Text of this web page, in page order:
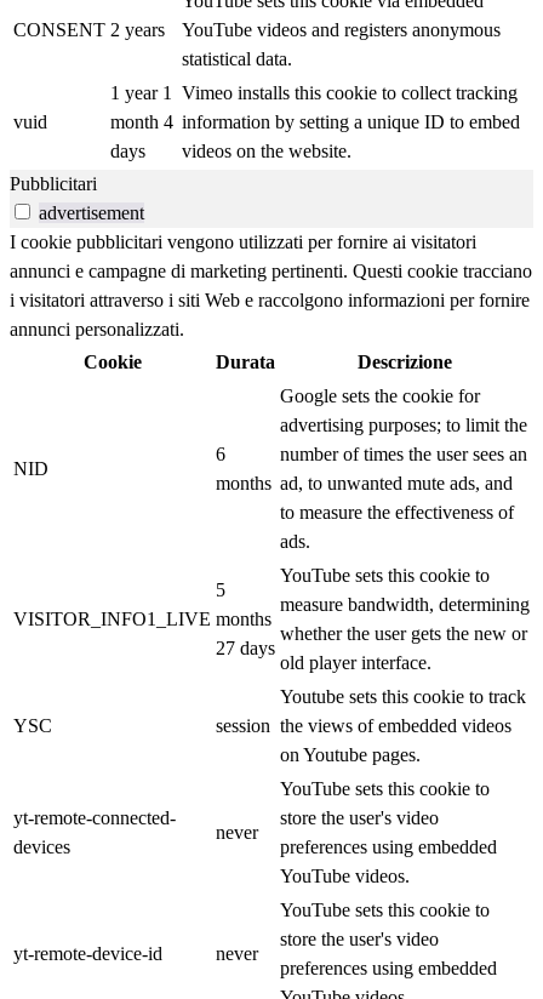
CONSENT 2 years
YouTube videos and registers anonymous
statistical data.
vuid
1 year 1
month 4
days
Vimeo installs this cookie to collect tracking
information by setting a unique ID to embed
videos on the website.
Pubblicitari
advertisement
I cookie pubblicitari vengono utilizzati per fornire ai visitatori
annunci e campagne di marketing pertinenti. Questi cookie tracciano
i visitatori attraverso i siti Web e raccolgono informazioni per fornire
annunci personalizzati.
Cookie
Durata Descrizione
NID
6
months
Google sets the cookie for
advertising purposes; to limit the
number of times the user sees an
ad, to unwanted mute ads, and
to measure the effectiveness of
ads.
VISITOR_INFO1_LIVE
5
months
27 days
YouTube sets this cookie to
measure bandwidth, determining
whether the user gets the new or
old player interface.
YSC session
Youtube sets this cookie to track
the views of embedded videos
on Youtube pages.
yt-remote-connected-
devices
never
YouTube sets this cookie to
store the user's video
preferences using embedded
YouTube videos.
yt-remote-device-id never
YouTube sets this cookie to
store the user's video
preferences using embedded